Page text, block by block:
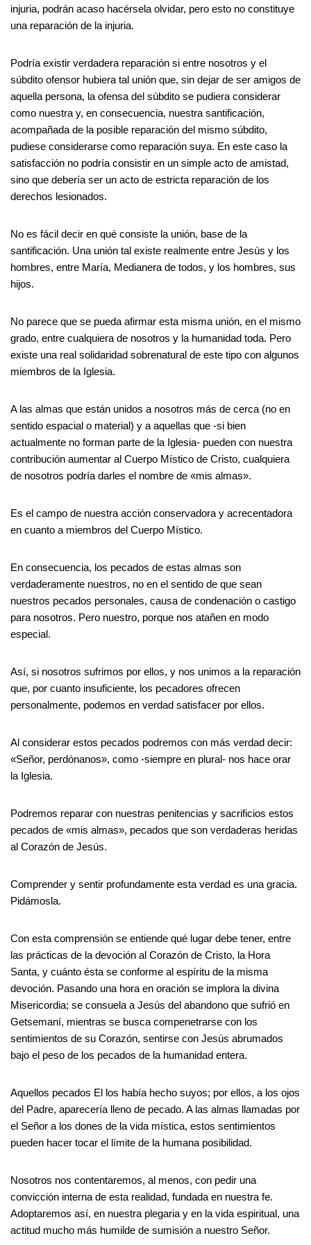
injuria, podrán acaso hacérsela olvidar, pero esto no constituye
una reparación de la injuria.
Podría existir verdadera reparación si entre nosotros y el
súbdito ofensor hubiera tal unión que, sin dejar de ser amigos de
aquella persona, la ofensa del súbdito se pudiera considerar
como nuestra y, en consecuencia, nuestra santificación,
acompañada de la posible reparación del mismo súbdito,
pudiese considerarse como reparación suya. En este caso la
satisfacción no podría consistir en un simple acto de amistad,
sino que debería ser un acto de estricta reparación de los
derechos lesionados.
No es fácil decir en qué consiste la unión, base de la
santificación. Una unión tal existe realmente entre Jesús y los
hombres, entre María, Medianera de todos, y los hombres, sus
hijos.
No parece que se pueda afirmar esta misma unión, en el mismo
grado, entre cualquiera de nosotros y la humanidad toda. Pero
existe una real solidaridad sobrenatural de este tipo con algunos
miembros de la Iglesia.
A las almas que están unidos a nosotros más de cerca (no en
sentido espacial o material) y a aquellas que -si bien
actualmente no forman parte de la Iglesia- pueden con nuestra
contribución aumentar al Cuerpo Místico de Cristo, cualquiera
de nosotros podría darles el nombre de «mis almas».
Es el campo de nuestra acción conservadora y acrecentadora
en cuanto a miembros del Cuerpo Místico.
En consecuencia, los pecados de estas almas son
verdaderamente nuestros, no en el sentido de que sean
nuestros pecados personales, causa de condenación o castigo
para nosotros. Pero nuestro, porque nos atañen en modo
especial.
Así, si nosotros sufrimos por ellos, y nos unimos a la reparación
que, por cuanto insuficiente, los pecadores ofrecen
personalmente, podemos en verdad satisfacer por ellos.
Al considerar estos pecados podremos con más verdad decir:
«Señor, perdónanos», como -siempre en plural- nos hace orar
la Iglesia.
Podremos reparar con nuestras penitencias y sacrificios estos
pecados de «mis almas», pecados que son verdaderas heridas
al Corazón de Jesús.
Comprender y sentir profundamente esta verdad es una gracia.
Pidámosla.
Con esta comprensión se entiende qué lugar debe tener, entre
las prácticas de la devoción al Corazón de Cristo, la Hora
Santa, y cuánto ésta se conforme al espíritu de la misma
devoción. Pasando una hora en oración se implora la divina
Misericordia; se consuela a Jesús del abandono que sufrió en
Getsemaní, mientras se busca compenetrarse con los
sentimientos de su Corazón, sentirse con Jesús abrumados
bajo el peso de los pecados de la humanidad entera.
Aquellos pecados El los había hecho suyos; por ellos, a los ojos
del Padre, aparecería lleno de pecado. A las almas llamadas por
el Señor a los dones de la vida mística, estos sentimientos
pueden hacer tocar el límite de la humana posibilidad.
Nosotros nos contentaremos, al menos, con pedir una
convicción interna de esta realidad, fundada en nuestra fe.
Adoptaremos así, en nuestra plegaria y en la vida espiritual, una
actitud mucho más humilde de sumisión a nuestro Señor.